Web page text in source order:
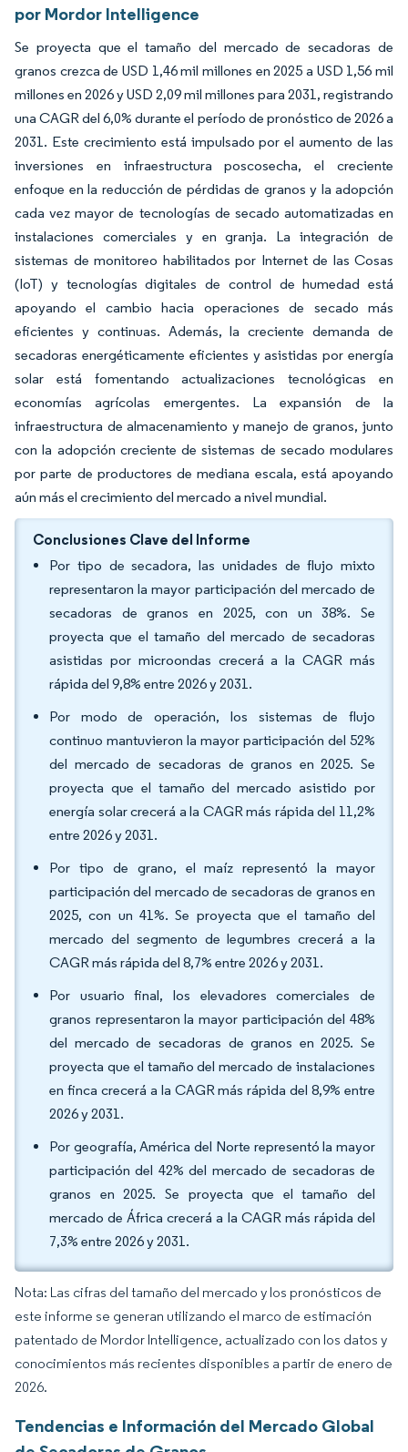
por Mordor Intelligence
Se proyecta que el tamaño del mercado de secadoras de
granos crezca de USD 1,46 mil millones en 2025 a USD 1,56 mil
millones en 2026 y USD 2,09 mil millones para 2031, registrando
una CAGR del 6,0% durante el período de pronóstico de 2026 a
2031. Este crecimiento está impulsado por el aumento de las
inversiones en infraestructura poscosecha, el creciente
enfoque en la reducción de pérdidas de granos y la adopción
cada vez mayor de tecnologías de secado automatizadas en
instalaciones comerciales y en granja. La integración de
sistemas de monitoreo habilitados por Internet de las Cosas
(IoT) y tecnologías digitales de control de humedad está
apoyando el cambio hacia operaciones de secado más
eficientes y continuas. Además, la creciente demanda de
secadoras energéticamente eficientes y asistidas por energía
solar está fomentando actualizaciones tecnológicas en
economías agrícolas emergentes. La expansión de la
infraestructura de almacenamiento y manejo de granos, junto
con la adopción creciente de sistemas de secado modulares
por parte de productores de mediana escala, está apoyando
aún más el crecimiento del mercado a nivel mundial.
Conclusiones Clave del Informe
Por tipo de secadora, las unidades de flujo mixto
representaron la mayor participación del mercado de
secadoras de granos en 2025, con un 38%. Se
proyecta que el tamaño del mercado de secadoras
asistidas por microondas crecerá a la CAGR más
rápida del 9,8% entre 2026 y 2031.
Por modo de operación, los sistemas de flujo
continuo mantuvieron la mayor participación del 52%
del mercado de secadoras de granos en 2025. Se
proyecta que el tamaño del mercado asistido por
energía solar crecerá a la CAGR más rápida del 11,2%
entre 2026 y 2031.
Por tipo de grano, el maíz representó la mayor
participación del mercado de secadoras de granos en
2025, con un 41%. Se proyecta que el tamaño del
mercado del segmento de legumbres crecerá a la
CAGR más rápida del 8,7% entre 2026 y 2031.
Por usuario final, los elevadores comerciales de
granos representaron la mayor participación del 48%
del mercado de secadoras de granos en 2025. Se
proyecta que el tamaño del mercado de instalaciones
en finca crecerá a la CAGR más rápida del 8,9% entre
2026 y 2031.
Por geografía, América del Norte representó la mayor
participación del 42% del mercado de secadoras de
granos en 2025. Se proyecta que el tamaño del
mercado de África crecerá a la CAGR más rápida del
7,3% entre 2026 y 2031.
Nota: Las cifras del tamaño del mercado y los pronósticos de
este informe se generan utilizando el marco de estimación
patentado de Mordor Intelligence, actualizado con los datos y
conocimientos más recientes disponibles a partir de enero de
2026.
Tendencias e Información del Mercado Global